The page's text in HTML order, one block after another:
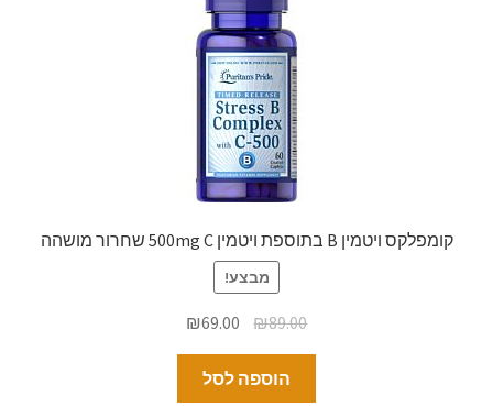
קומפלקס ויטמין B בתוספת ויטמין 500mg C שחרור מושהה
מבצע!
₪89.00
₪69.00
הוספה לסל